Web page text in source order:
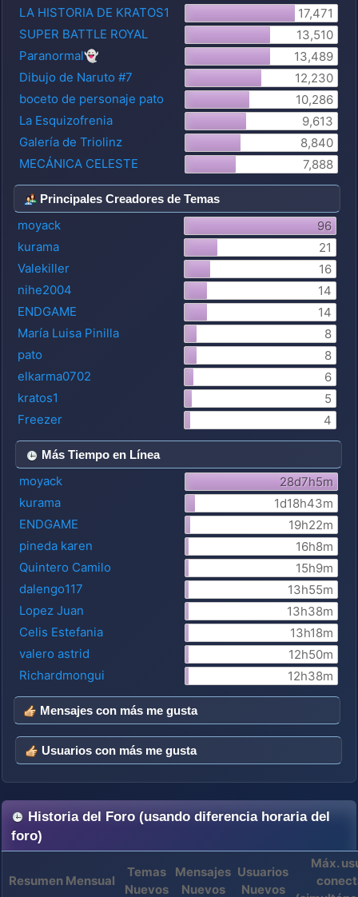
LA HISTORIA DE KRATOS1
17,471
SUPER BATTLE ROYAL
13,510
Paranormal👻
13,489
Dibujo de Naruto #7
12,230
boceto de personaje pato
10,286
La Esquizofrenia
9,613
Galería de Triolinz
8,840
MECÁNICA CELESTE
7,888
Principales Creadores de Temas
moyack
96
kurama
21
Valekiller
16
nihe2004
14
ENDGAME
14
María Luisa Pinilla
8
pato
8
elkarma0702
6
kratos1
5
Freezer
4
Más Tiempo en Línea
moyack
28d7h5m
kurama
1d18h43m
ENDGAME
19h22m
pineda karen
16h8m
Quintero Camilo
15h9m
dalengo117
13h55m
Lopez Juan
13h38m
Celis Estefania
13h18m
valero astrid
12h50m
Richardmongui
12h38m
Mensajes con más me gusta
Usuarios con más me gusta
Historia del Foro (usando diferencia horaria del
foro)
Resumen Mensual
Temas
Nuevos
Mensajes
Nuevos
Usuarios
Nuevos
Máx.